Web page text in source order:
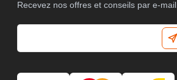
Recevez nos offres et conseils par e-mail.